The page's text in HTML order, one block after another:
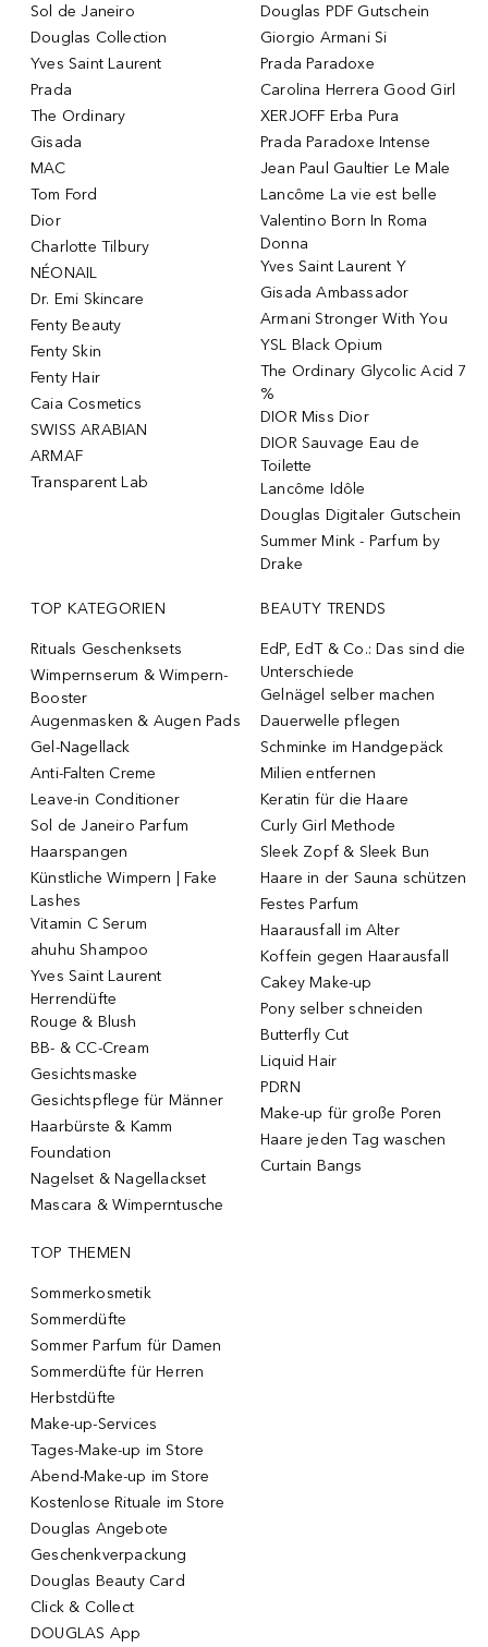
Sol de Janeiro
Douglas Collection
Yves Saint Laurent
Prada
The Ordinary
Gisada
MAC
Tom Ford
Dior
Charlotte Tilbury
NÉONAIL
Dr. Emi Skincare
Fenty Beauty
Fenty Skin
Fenty Hair
Caia Cosmetics
SWISS ARABIAN
ARMAF
Transparent Lab
Douglas PDF Gutschein
Giorgio Armani Si
Prada Paradoxe
Carolina Herrera Good Girl
XERJOFF Erba Pura
Prada Paradoxe Intense
Jean Paul Gaultier Le Male
Lancôme La vie est belle
Valentino Born In Roma
Donna
Yves Saint Laurent Y
Gisada Ambassador
Armani Stronger With You
YSL Black Opium
The Ordinary Glycolic Acid 7
%
DIOR Miss Dior
DIOR Sauvage Eau de
Toilette
Lancôme Idôle
Douglas Digitaler Gutschein
Summer Mink - Parfum by
Drake
TOP KATEGORIEN
Rituals Geschenksets
Wimpernserum & Wimpern-
Booster
Augenmasken & Augen Pads
Gel-Nagellack
Anti-Falten Creme
Leave-in Conditioner
Sol de Janeiro Parfum
Haarspangen
Künstliche Wimpern | Fake
Lashes
Vitamin C Serum
ahuhu Shampoo
Yves Saint Laurent
Herrendüfte
Rouge & Blush
BB- & CC-Cream
Gesichtsmaske
Gesichtspflege für Männer
Haarbürste & Kamm
Foundation
Nagelset & Nagellackset
Mascara & Wimperntusche
BEAUTY TRENDS
EdP, EdT & Co.: Das sind die
Unterschiede
Gelnägel selber machen
Dauerwelle pflegen
Schminke im Handgepäck
Milien entfernen
Keratin für die Haare
Curly Girl Methode
Sleek Zopf & Sleek Bun
Haare in der Sauna schützen
Festes Parfum
Haarausfall im Alter
Koffein gegen Haarausfall
Cakey Make-up
Pony selber schneiden
Butterfly Cut
Liquid Hair
PDRN
Make-up für große Poren
Haare jeden Tag waschen
Curtain Bangs
TOP THEMEN
Sommerkosmetik
Sommerdüfte
Sommer Parfum für Damen
Sommerdüfte für Herren
Herbstdüfte
Make-up-Services
Tages-Make-up im Store
Abend-Make-up im Store
Kostenlose Rituale im Store
Douglas Angebote
Geschenkverpackung
Douglas Beauty Card
Click & Collect
DOUGLAS App